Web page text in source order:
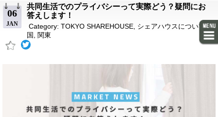
06
JAN
共同生活でのプライバシーって実際どう？疑問にお
答えします！
Category: TOKYO SHAREHOUSE シェアハウスについて,全
国
関東